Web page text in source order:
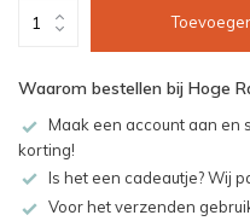
Waarom bestellen bij Hoge
Maak een account aan en
korting!
Is het een cadeautje? Wij
Voor het verzenden